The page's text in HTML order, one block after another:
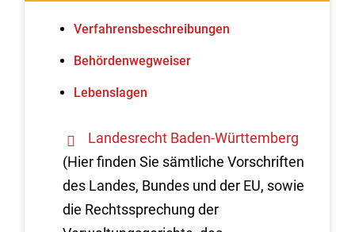
Verfahrens­beschreibungen
Behördenwegweiser
Lebenslagen
Landesrecht Baden-Württemberg
(Hier finden Sie sämtliche Vorschriften
des Landes, Bundes und der EU, sowie
die Rechtssprechung der